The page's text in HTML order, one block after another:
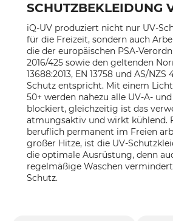
SCHUTZBEKLEIDUNG
iQ-UV produziert nicht nur UV-
für die Freizeit, sondern auch
die der europäischen PSA-
2016/425 sowie den geltenden
13688:2013, EN 13758 und AS/NZS
Schutz entspricht. Mit einem
50+ werden nahezu alle UV-A-
blockiert, gleichzeitig ist das
atmungsaktiv und wirkt kühlend.
beruflich permanent im Freien
großer Hitze, ist die UV-
die optimale Ausrüstung, denn
regelmäßige Waschen
Schutz.